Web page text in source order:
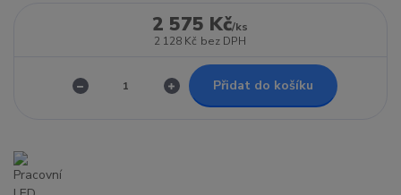
2 575 Kč/ks
2 128 Kč bez DPH
Přidat do košíku